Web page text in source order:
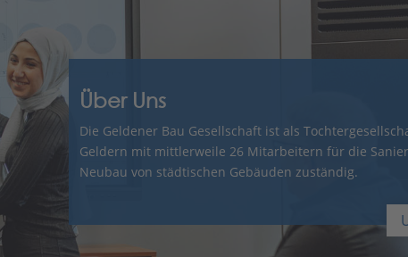
Über Uns
Die Geldener Bau Gesellschaft ist als
Geldern mit mittlerweile 26 Mitarbeitern für die
Neubau von städtischen Gebäuden zuständig.